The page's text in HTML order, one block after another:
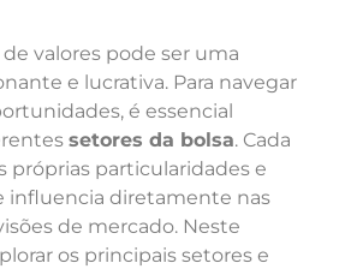
valores pode ser uma
e lucrativa. Para navegar
é essencial
setores da bolsa. Cada
próprias particularidades e
influencia diretamente nas
de mercado. Neste
os principais setores e